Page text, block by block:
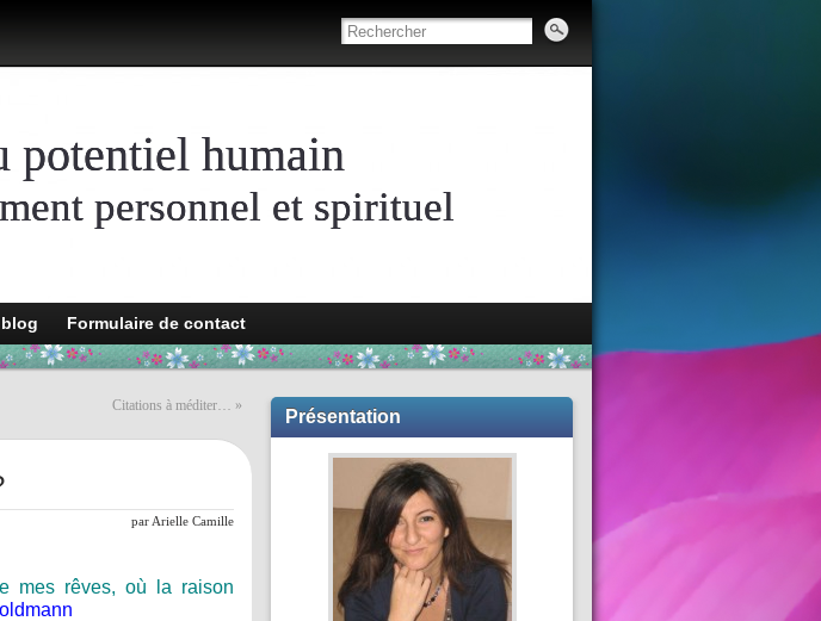
potentiel humain
personnel et spirituel
Formulaire de contact
Citations à méditer… »
par Arielle Camille
mes rêves, où la raison
Présentation